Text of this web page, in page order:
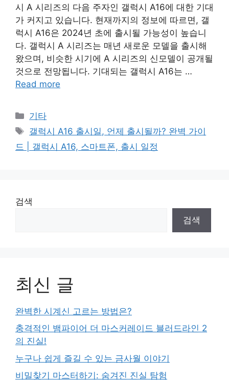
시 A 시리즈의 다음 주자인 갤럭시 A16에 대한 기대
가 커지고 있습니다. 현재까지의 정보에 따르면, 갤
럭시 A16은 2024년 초에 출시될 가능성이 높습니
다. 갤럭시 A 시리즈는 매년 새로운 모델을 출시해
왔으며, 비슷한 시기에 A 시리즈의 신모델이 공개될
것으로 전망됩니다. 기대되는 갤럭시 A16는 …
Read more
Categories
기타
Tags
갤럭시 A16 출시일, 언제 출시될까? 완벽 가이
드 | 갤럭시 A16, 스마트폰, 출시 일정
검색
검색
최신 글
완벽한 시계신 고르는 방법은?
충격적인 뱀파이어 더 마스커레이드 블러드라인 2
의 진실!
누구나 쉽게 즐길 수 있는 금사월 이야기
비밀찾기 마스터하기: 숨겨진 진실 탐험